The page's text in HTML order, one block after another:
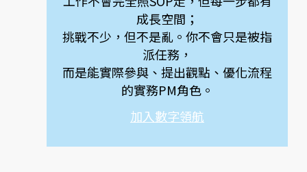
成長空間；
挑戰不少，但不是亂。你不會只是被指
派任務，
而是能實際參與、提出觀點、優化流程
的實務PM角色。
加入數字領航